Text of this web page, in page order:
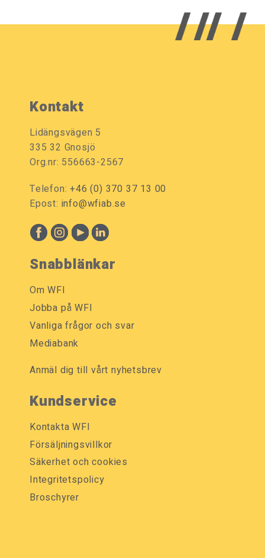
Kontakt
Lidängsvägen 5
335 32 Gnosjö
Org.nr: 556663-2567
Telefon:+46 (0) 370 37 13 00
Epost: info@wfiab.se
Snabblänkar
Om WFI
Jobba på WFI
Vanliga frågor och svar
Mediabank
Anmäl dig till vårt nyhetsbrev
Kundservice
Kontakta WFI
Försäljningsvillkor
Säkerhet och cookies
Integritetspolicy
Broschyrer